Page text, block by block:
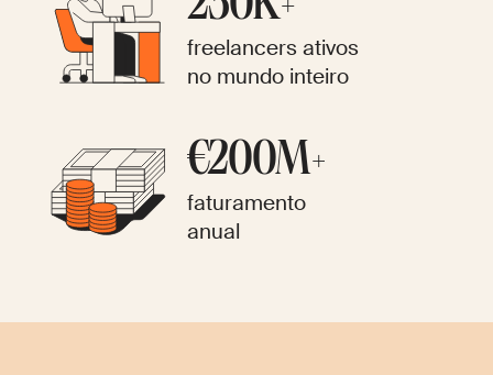
freelancers ativos
no mundo inteiro
€200M+
faturamento
anual